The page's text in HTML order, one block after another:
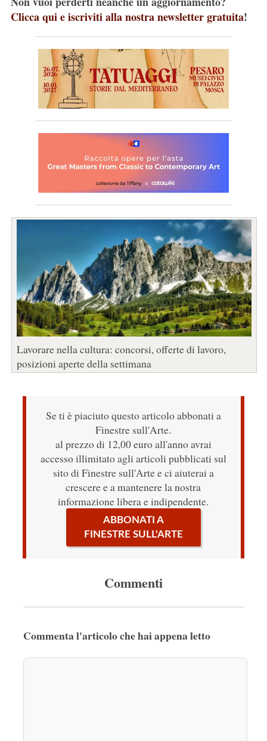
Clicca qui e iscriviti alla nostra newsletter gratuita!
Lavorare nella cultura: concorsi, offerte di lavoro,
posizioni aperte della settimana
Se ti è piaciuto questo articolo abbonati a
Finestre sull'Arte.
al prezzo di 12,00 euro all'anno avrai
accesso illimitato agli articoli pubblicati sul
sito di Finestre sull'Arte e ci aiuterai a
crescere e a mantenere la nostra
informazione libera e indipendente.
ABBONATI A
FINESTRE SULL'ARTE
Commenti
Commenta l'articolo che hai appena letto